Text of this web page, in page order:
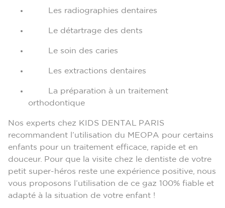
Les radiographies dentaires
Le détartrage des dents
Le soin des caries
Les extractions dentaires
La préparation à un traitement
orthodontique
Nos experts chez KIDS DENTAL PARIS
recommandent l’utilisation du MEOPA pour certains
enfants pour un traitement efficace, rapide et en
douceur. Pour que la visite chez le dentiste de votre
petit super-héros reste une expérience positive, nous
vous proposons l’utilisation de ce gaz 100% fiable et
adapté à la situation de votre enfant !